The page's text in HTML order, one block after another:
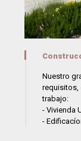
Nuestro
requisitos,
trabajo:
- Vivienda
-